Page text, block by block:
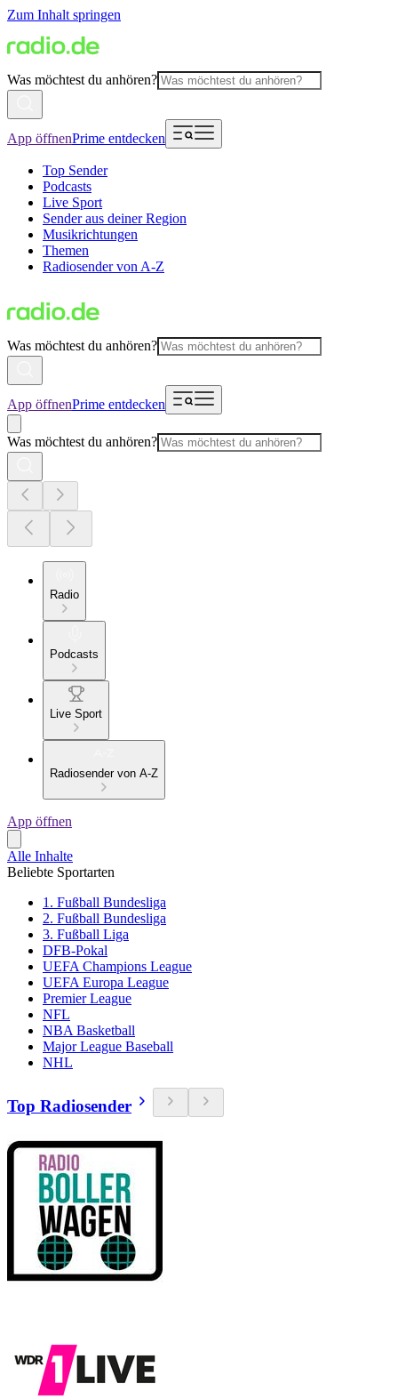
Zum Inhalt springen
Was möchtest du anhören?
App öffnenPrime entdecken
Top Sender
Podcasts
Live Sport
Sender aus deiner Region
Musikrichtungen
Themen
Radiosender von A-Z
Was möchtest du anhören?
App öffnenPrime entdecken
Was möchtest du anhören?
Radio
Podcasts
Live Sport
Radiosender von A-Z
App öffnen
Alle Inhalte
Beliebte Sportarten
1. Fußball Bundesliga
2. Fußball Bundesliga
3. Fußball Liga
DFB-Pokal
UEFA Champions League
UEFA Europa League
Premier League
NFL
NBA Basketball
Major League Baseball
NHL
Top Radiosender